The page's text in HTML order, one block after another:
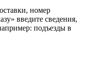
номер
введите сведения,
подъезды в